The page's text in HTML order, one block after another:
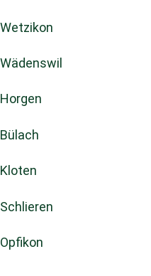
Wetzikon
Wädenswil
Horgen
Bülach
Kloten
Schlieren
Opfikon